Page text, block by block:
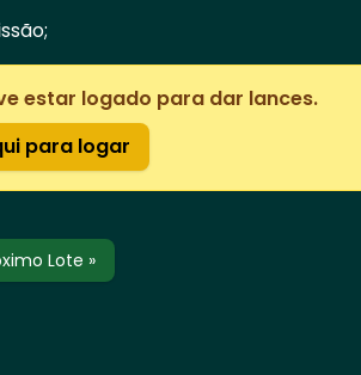
estar logado para dar lances.
para logar
Lote »